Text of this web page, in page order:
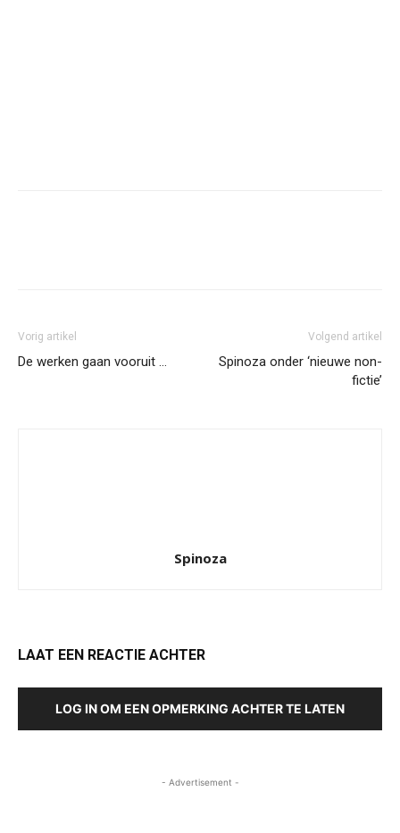
Vorig artikel
De werken gaan vooruit …
Volgend artikel
Spinoza onder ‘nieuwe non-
fictie’
Spinoza
LAAT EEN REACTIE ACHTER
LOG IN OM EEN OPMERKING ACHTER TE LATEN
- Advertisement -